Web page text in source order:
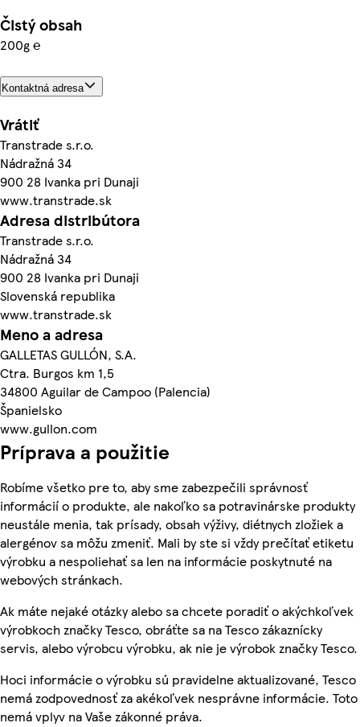
Čistý obsah
200g ℮
Kontaktná adresa
Vrátiť
Transtrade s.r.o.
Nádražná 34
900 28 Ivanka pri Dunaji
www.transtrade.sk
Adresa distribútora
Transtrade s.r.o.
Nádražná 34
900 28 Ivanka pri Dunaji
Slovenská republika
www.transtrade.sk
Meno a adresa
GALLETAS GULLÓN, S.A.
Ctra. Burgos km 1,5
34800 Aguilar de Campoo (Palencia)
Španielsko
www.gullon.com
Príprava a použitie
Robíme všetko pre to, aby sme zabezpečili správnosť
informácií o produkte, ale nakoľko sa potravinárske produkty
neustále menia, tak prísady, obsah výživy, diétnych zložiek a
alergénov sa môžu zmeniť. Mali by ste si vždy prečítať etiketu
výrobku a nespoliehať sa len na informácie poskytnuté na
webových stránkach.
Ak máte nejaké otázky alebo sa chcete poradiť o akýchkoľvek
výrobkoch značky Tesco, obráťte sa na Tesco zákaznícky
servis, alebo výrobcu výrobku, ak nie je výrobok značky Tesco.
Hoci informácie o výrobku sú pravidelne aktualizované, Tesco
nemá zodpovednosť za akékoľvek nesprávne informácie. Toto
nemá vplyv na Vaše zákonné práva.